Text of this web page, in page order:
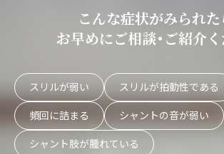
こんな症状がみられた
お早めにご相談・ご紹介
スリルが弱い
スリルが拍動性である
頻回に詰まる
シャントの音が弱い
シャント肢が腫れている